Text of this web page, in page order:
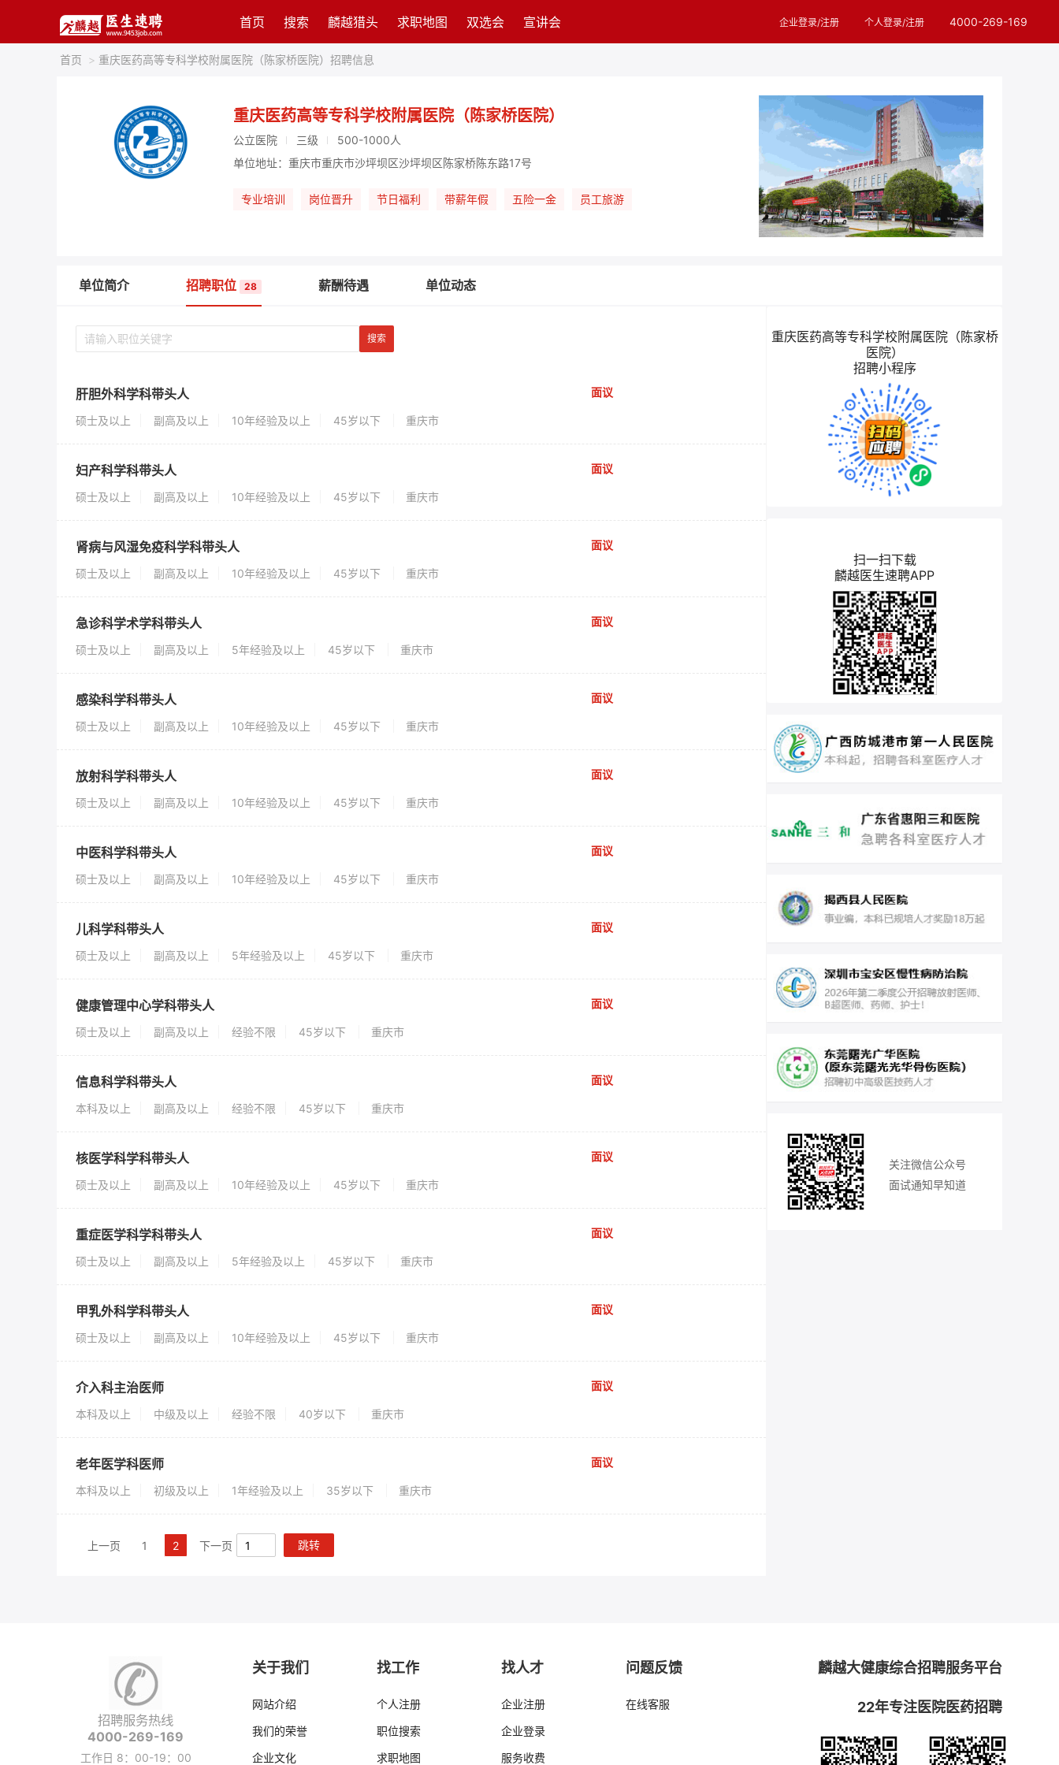
首页 搜索 麟越猎头 求职地图 双选会 宣讲会 企业登录/注册 个人登录/注册 4000-269-169
首页 > 重庆医药高等专科学校附属医院（陈家桥医院）招聘信息
重庆医药高等专科学校附属医院（陈家桥医院）
公立医院 三级
500-1000人
单位地址：重庆市重庆市沙坪坝区沙坪坝区陈家桥陈东路17号
专业培训 岗位晋升 节日福利 带薪年假 五险一金 员工旅游
单位简介 招聘职位 28 薪酬待遇 单位动态
肝胆外科学科带头人 面议
硕士及以上 副高及以上 10年经验及以上 45岁以下 重庆市
妇产科学科带头人 面议
硕士及以上 副高及以上 10年经验及以上 45岁以下 重庆市
肾病与风湿免疫科学科带头人 面议
硕士及以上 副高及以上 10年经验及以上 45岁以下 重庆市
急诊科学术学科带头人 面议
硕士及以上 副高及以上 5年经验及以上 45岁以下 重庆市
感染科学科带头人 面议
硕士及以上 副高及以上 10年经验及以上 45岁以下 重庆市
放射科学科带头人 面议
硕士及以上 副高及以上 10年经验及以上 45岁以下 重庆市
中医科学科带头人 面议
硕士及以上 副高及以上 10年经验及以上 45岁以下 重庆市
儿科学科带头人 面议
硕士及以上 副高及以上 5年经验及以上 45岁以下 重庆市
健康管理中心学科带头人 面议
硕士及以上 副高及以上 经验不限 45岁以下 重庆市
信息科学科带头人 面议
本科及以上 副高及以上 经验不限 45岁以下 重庆市
核医学科学科带头人 面议
硕士及以上 副高及以上 10年经验及以上 45岁以下 重庆市
重症医学科学科带头人 面议
硕士及以上 副高及以上 5年经验及以上 45岁以下 重庆市
甲乳外科学科带头人 面议
硕士及以上 副高及以上 10年经验及以上 45岁以下 重庆市
介入科主治医师 面议
本科及以上 中级及以上 经验不限 40岁以下 重庆市
老年医学科医师 面议
本科及以上 初级及以上 1年经验及以上 35岁以下 重庆市
上一页 1 2 下一页 跳转
重庆医药高等专科学校附属医院（陈家桥
医院）
招聘小程序
扫一扫下载
麟越医生速聘APP
关注微信公众号
面试通知早知道
招聘服务热线
4000-269-169
工作日 8：00-19：00
关于我们
网站介绍
我们的荣誉
企业文化
找工作
个人注册
职位搜索
求职地图
找人才
企业注册
企业登录
服务收费
问题反馈
在线客服
麟越大健康综合招聘服务平台
22年专注医院医药招聘